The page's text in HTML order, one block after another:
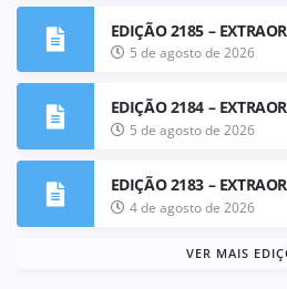
EDIÇÃO 2185 –
5 de agosto de 2026
EDIÇÃO 2184 –
5 de agosto de 2026
EDIÇÃO 2183 –
4 de agosto de 2026
VER MAIS